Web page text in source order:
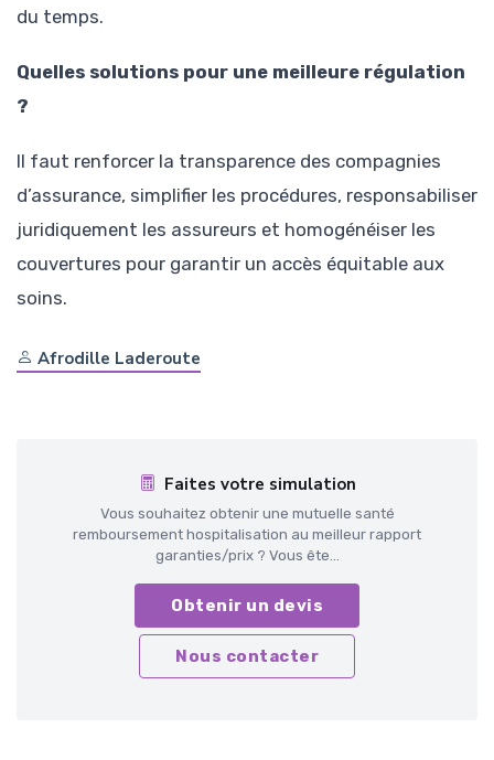
du temps.
Quelles solutions pour une meilleure régulation
?
Il faut renforcer la transparence des compagnies
d’assurance, simplifier les procédures, responsabiliser
juridiquement les assureurs et homogénéiser les
couvertures pour garantir un accès équitable aux
soins.
Afrodille Laderoute
Faites votre simulation
Vous souhaitez obtenir une mutuelle santé
remboursement hospitalisation au meilleur rapport
garanties/prix ? Vous ête...
Obtenir un devis
Nous contacter